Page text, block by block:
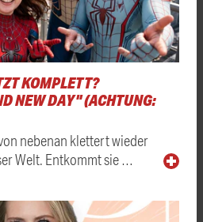
KOMPLETT?
NEW DAY" (ACHTUNG:
nebenan klettert wieder
Welt. Entkommt sie …